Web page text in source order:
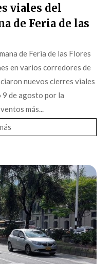
viales del
de Feria de las
de Feria de las Flores
en varios corredores de
nuevos cierres viales
9 de agosto por la
más...